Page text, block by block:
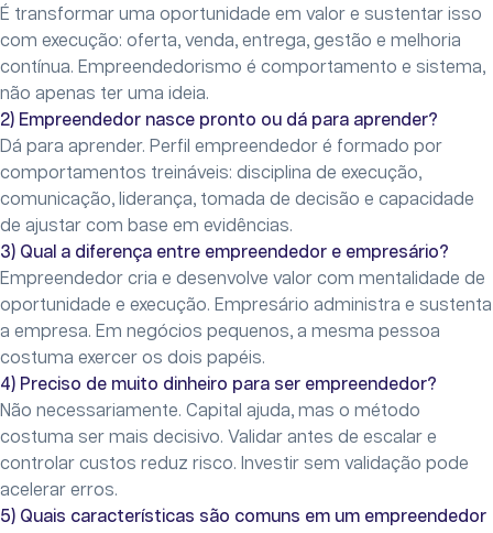
É transformar uma oportunidade em valor e sustentar isso
com execução: oferta, venda, entrega, gestão e melhoria
contínua. Empreendedorismo é comportamento e sistema,
não apenas ter uma ideia.
2) Empreendedor nasce pronto ou dá para aprender?
Dá para aprender. Perfil empreendedor é formado por
comportamentos treináveis: disciplina de execução,
comunicação, liderança, tomada de decisão e capacidade
de ajustar com base em evidências.
3) Qual a diferença entre empreendedor e empresário?
Empreendedor cria e desenvolve valor com mentalidade de
oportunidade e execução. Empresário administra e sustenta
a empresa. Em negócios pequenos, a mesma pessoa
costuma exercer os dois papéis.
4) Preciso de muito dinheiro para ser empreendedor?
Não necessariamente. Capital ajuda, mas o método
costuma ser mais decisivo. Validar antes de escalar e
controlar custos reduz risco. Investir sem validação pode
acelerar erros.
5) Quais características são comuns em um empreendedor